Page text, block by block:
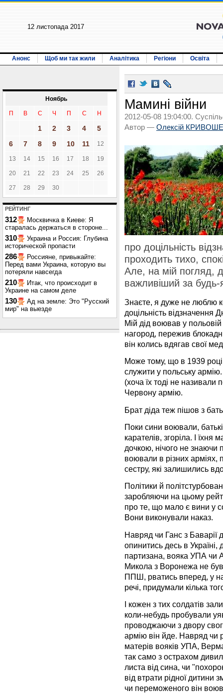
12 листопада 2017
Анонс Щоб ми так жили Аналітика Регіони Освіта
Ноябрь
П В С Ч П С Н
1 2 3 4
5
6
7 8 9 10 11 12
13 14 15 16 17 18 19
20 21 22 23 24 25 26
27 28 29 30
РЕЙТИНГ
312
Москвичка в Киеве: Я
старалась держаться в стороне...
310
Украина и Россия: Глубина
исторической пропасти
286
Россияне, привыкайте:
Перед вами Украина, которую вы
потеряли навсегда
210
Итак, что происходит в
Украине на самом деле
130
Ад на земле: Это "Русский
мир" на выезде
Мамині війни
2012-05-08 19:04:00.
Автор — Олексій
про доцільність
проходить тихо,
Але, на мій погляд,
важливіший за будь-
Знаєте, я дуже не люблю
доцільність відзначення
Мій дід воював у польовій
нагород, пережив
він колись вдягав свої
Може тому, що в 1939 році
служити у польську
(хоча їх тоді не називали
Червону армію.
Брат діда теж пішов з
Поки сини воювали,
карателів, згоріла. І
дочкою, нічого не знаючи
воювали в різних арміях,
сестру, які залишились
Політики й
заробляючи на цьому
про те, що мало є вини у
Вони виконували наказ.
Навряд чи Ганс з Баварії
опинитись десь в Україні,
партизана, вояка УПА чи
Микола з Воронежа не
ППШ, рватись вперед, у
речі, придумали кілька
І кожен з тих солдатів
коли-небудь пробували
проводжаючи з двору
армію він йде. Навряд чи
матерів вояків УПА,
так само з острахом
листа від сина, чи
від втрати рідної дитини
чи переможеного він